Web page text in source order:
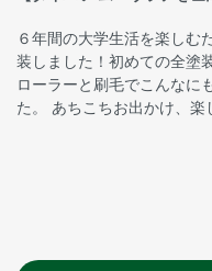
６年間の大学生活を楽しむ
装しました！初めての全塗
ローラーと刷毛でこんなに
た。 あちこちお出かけ、楽